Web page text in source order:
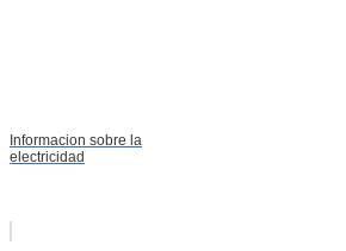
Informacion sobre la
electricidad